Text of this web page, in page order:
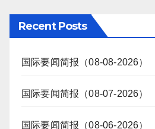
Recent Posts
国际要闻简报（08-08-2026）
国际要闻简报（08-07-2026）
国际要闻简报（08-06-2026）